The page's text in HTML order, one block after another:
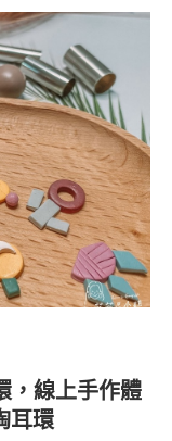
，線上手作體
耳環